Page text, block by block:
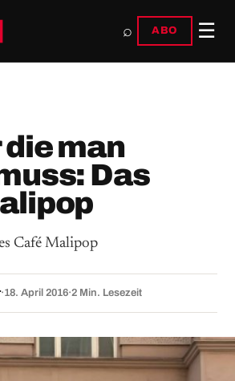
⌕ ABO ☰
man
Das
Café Malipop
·18. April 2016·2 Min. Lesezeit